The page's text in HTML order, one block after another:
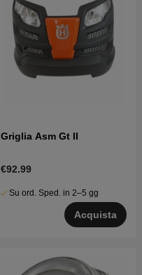
Griglia Asm Gt II
€92.99
Su ord. Sped. in 2–5 gg
Acquista